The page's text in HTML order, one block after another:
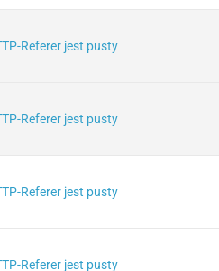
Referer jest pusty
Referer jest pusty
Referer jest pusty
Referer jest pusty